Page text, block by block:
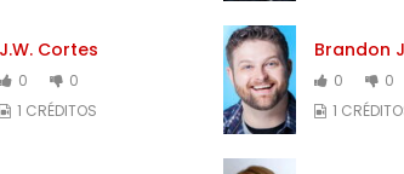
J.W. Cortes
0
0
1 CRÉDITOS
Brandon
0
0
1